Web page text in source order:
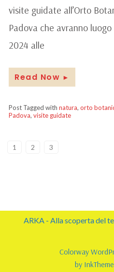
visite guidate all’Orto
Padova che avranno
2024 alle
Read Now ►
Post Tagged with natura, orto
Padova, visite guidate
1 2 3
ARKA - Alla scoperta del
Colorway
by